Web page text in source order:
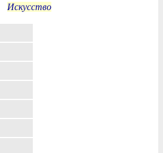
Искусство